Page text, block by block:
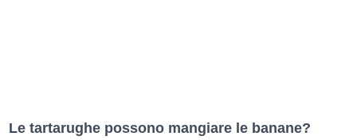
Le tartarughe possono mangiare le banane?